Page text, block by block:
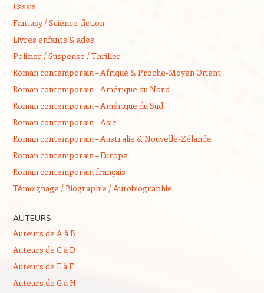
Essais
Fantasy / Science-fiction
Livres enfants & ados
Policier / Suspense / Thriller
Roman contemporain – Afrique & Proche-Moyen Orient
Roman contemporain – Amérique du Nord
Roman contemporain – Amérique du Sud
Roman contemporain – Asie
Roman contemporain – Australie & Nouvelle-Zélande
Roman contemporain – Europe
Roman contemporain français
Témoignage / Biographie / Autobiographie
AUTEURS
Auteurs de A à B
Auteurs de C à D
Auteurs de E à F
Auteurs de G à H